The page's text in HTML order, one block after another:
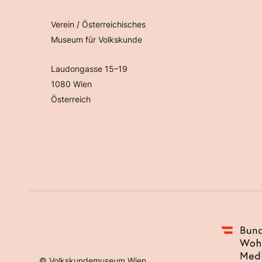
Verein / Österreichisches
Museum für Volkskunde
Laudongasse 15–19
1080 Wien
Österreich